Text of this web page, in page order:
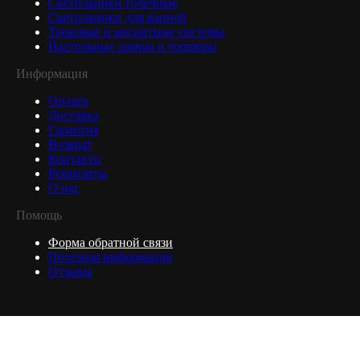
Светильники точечные
Светильники для ванной
Трековые и магнитные системы
Настольные лампы и торшеры
Информация
Оплата
Доставка
Гарантия
Возврат
Контакты
Реквизиты
О нас
Помощь
Форма обратной связи
Полезная информация
Отзывы